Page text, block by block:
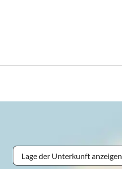
Lage der Unterkunft anzeigen